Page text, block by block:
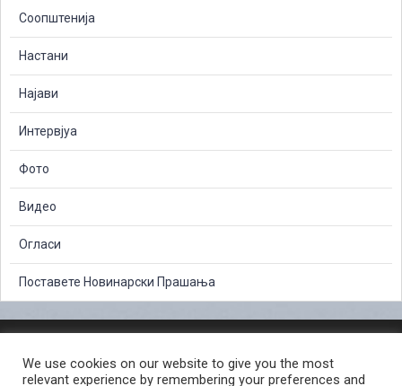
Соопштенија
Настани
Најави
Интервјуа
Фото
Видео
Огласи
Поставете Новинарски Прашања
СЛОБОДЕН ПРИСТАП ДО ИНФОРМАЦИИ ОД ЈАВЕН КАРАКТЕР
We use cookies on our website to give you the most
relevant experience by remembering your preferences and